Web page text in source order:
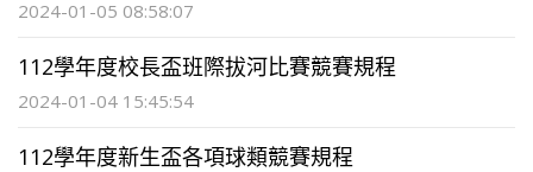
2024-01-05 08:58:07
112學年度校長盃班際拔河比賽競賽規程
2024-01-04 15:45:54
112學年度新生盃各項球類競賽規程